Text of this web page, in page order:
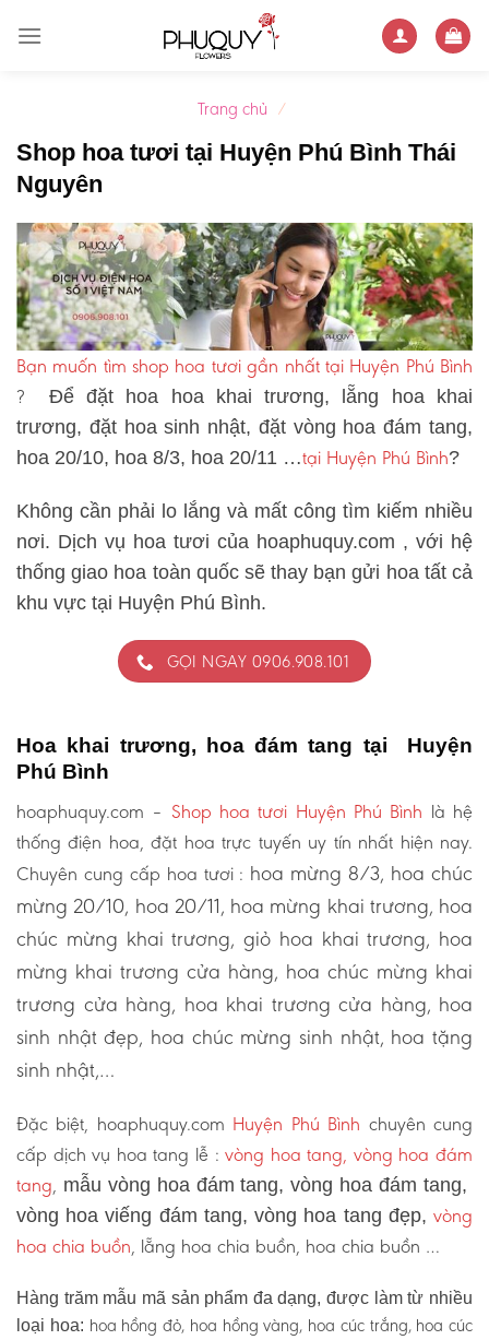
Trang chủ /
Shop hoa tươi tại Huyện Phú Bình Thái
Nguyên
Bạn muốn tìm shop hoa tươi gần nhất tại Huyện Phú Bình
? Để đặt hoa hoa khai trương, lẵng hoa khai
trương, đặt hoa sinh nhật, đặt vòng hoa đám tang,
hoa 20/10, hoa 8/3, hoa 20/11 …tại Huyện Phú Bình?
Không cần phải lo lắng và mất công tìm kiếm nhiều
nơi. Dịch vụ hoa tươi của hoaphuquy.com , với hệ
thống giao hoa toàn quốc sẽ thay bạn gửi hoa tất cả
khu vực tại Huyện Phú Bình.
GỌI NGAY 0906.908.101
Hoa khai trương, hoa đám tang tại Huyện
Phú Bình
hoaphuquy.com – Shop hoa tươi Huyện Phú Bình là hệ
thống điện hoa, đặt hoa trực tuyến uy tín nhất hiện nay.
Chuyên cung cấp hoa tươi : hoa mừng 8/3, hoa chúc
mừng 20/10, hoa 20/11, hoa mừng khai trương, hoa
chúc mừng khai trương, giỏ hoa khai trương, hoa
mừng khai trương cửa hàng, hoa chúc mừng khai
trương cửa hàng, hoa khai trương cửa hàng, hoa
sinh nhật đẹp, hoa chúc mừng sinh nhật, hoa tặng
sinh nhật,…
Đặc biệt, hoaphuquy.com Huyện Phú Bình chuyên cung
cấp dịch vụ hoa tang lễ :vòng hoa tang, vòng hoa đám
tang, mẫu vòng hoa đám tang, vòng hoa đám tang,
vòng hoa viếng đám tang, vòng hoa tang đẹp, vòng
hoa chia buồn, lẵng hoa chia buồn, hoa chia buồn …
Hàng trăm mẫu mã sản phẩm đa dạng, được làm từ nhiều
loại hoa: hoa hồng đỏ, hoa hồng vàng, hoa cúc trắng, hoa cúc